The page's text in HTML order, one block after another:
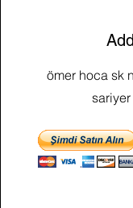
ömer hoca sk